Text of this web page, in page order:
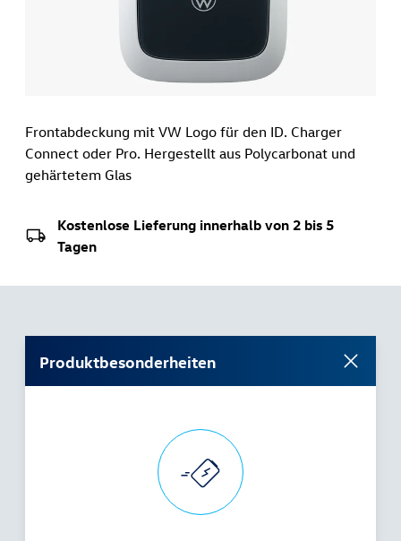
Frontabdeckung mit VW Logo für den ID. Charger
Connect oder Pro. Hergestellt aus Polycarbonat und
gehärtetem Glas
Kostenlose Lieferung innerhalb von 2 bis 5
Tagen
Produktbesonderheiten